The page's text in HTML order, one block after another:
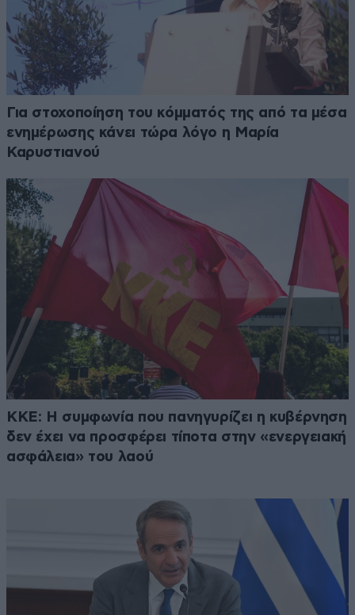
Για στοχοποίηση του κόμματός της από τα μέσα
ενημέρωσης κάνει τώρα λόγο η Μαρία
Καρυστιανού
ΚΚΕ: Η συμφωνία που πανηγυρίζει η κυβέρνηση
δεν έχει να προσφέρει τίποτα στην «ενεργειακή
ασφάλεια» του λαού